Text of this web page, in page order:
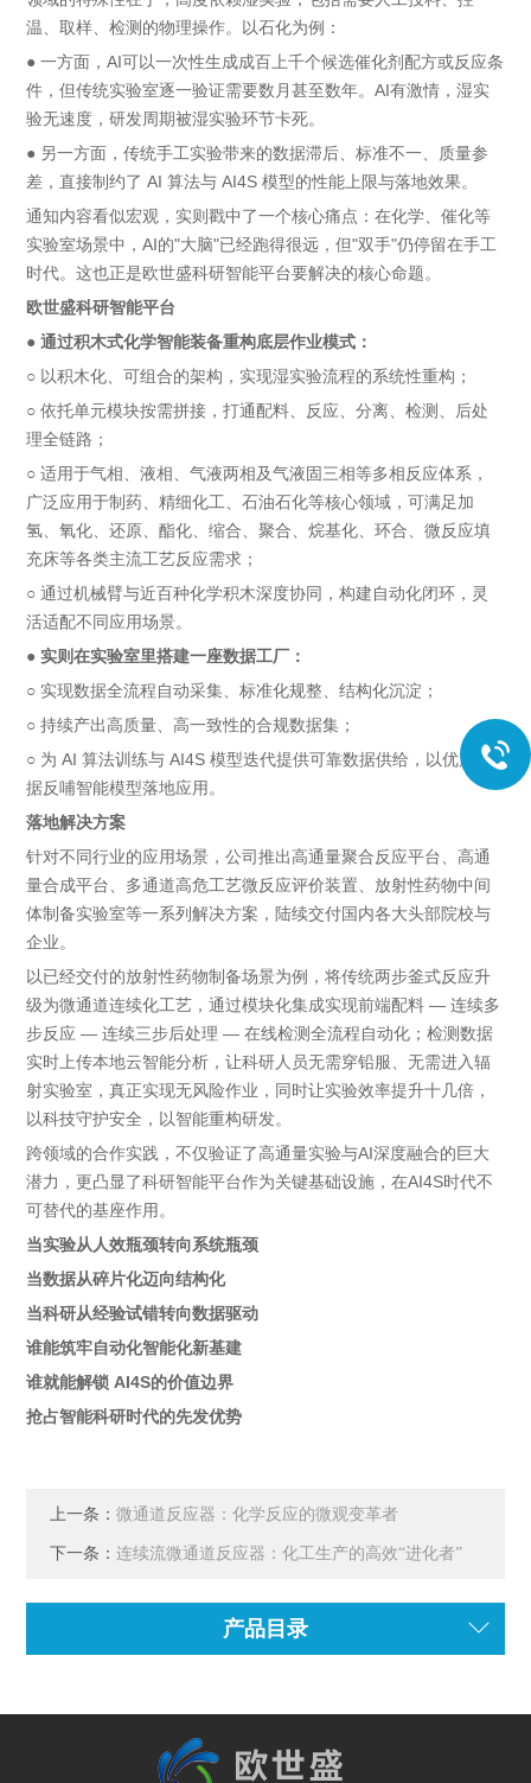
温、取样、检测的物理操作。以石化为例：
● 一方面，AI可以一次性生成成百上千个候选催化剂配方或反应条
件，但传统实验室逐一验证需要数月甚至数年。AI有激情，湿实
验无速度，研发周期被湿实验环节卡死。
● 另一方面，传统手工实验带来的数据滞后、标准不一、质量参
差，直接制约了 AI 算法与 AI4S 模型的性能上限与落地效果。
通知内容看似宏观，实则戳中了一个核心痛点：在化学、催化等
实验室场景中，AI的"大脑"已经跑得很远，但"双手"仍停留在手工
时代。这也正是欧世盛科研智能平台要解决的核心命题。
欧世盛科研智能平台
●通过积木式化学智能装备重构底层作业模式：
○ 以积木化、可组合的架构，实现湿实验流程的系统性重构；
○ 依托单元模块按需拼接，打通配料、反应、分离、检测、后处
理全链路；
○ 适用于气相、液相、气液两相及气液固三相等多相反应体系，
广泛应用于制药、精细化工、石油石化等核心领域，可满足加
氢、氧化、还原、酯化、缩合、聚合、烷基化、环合、微反应填
充床等各类主流工艺反应需求；
○ 通过机械臂与近百种化学积木深度协同，构建自动化闭环，灵
活适配不同应用场景。
●实则在实验室里搭建一座数据工厂：
○ 实现数据全流程自动采集、标准化规整、结构化沉淀；
○ 持续产出高质量、高一致性的合规数据集；
○ 为 AI 算法训练与 AI4S 模型迭代提供可靠数据供给，以优质数
据反哺智能模型落地应用。
落地解决方案
针对不同行业的应用场景，公司推出高通量聚合反应平台、高通
量合成平台、多通道高危工艺微反应评价装置、放射性药物中间
体制备实验室等一系列解决方案，陆续交付国内各大头部院校与
企业。
以已经交付的放射性药物制备场景为例，将传统两步釜式反应升
级为微通道连续化工艺，通过模块化集成实现前端配料 — 连续多
步反应 — 连续三步后处理 — 在线检测全流程自动化；检测数据
实时上传本地云智能分析，让科研人员无需穿铅服、无需进入辐
射实验室，真正实现无风险作业，同时让实验效率提升十几倍，
以科技守护安全，以智能重构研发。
跨领域的合作实践，不仅验证了高通量实验与AI深度融合的巨大
潜力，更凸显了科研智能平台作为关键基础设施，在AI4S时代不
可替代的基座作用。
当实验从人效瓶颈转向系统瓶颈
当数据从碎片化迈向结构化
当科研从经验试错转向数据驱动
谁能筑牢自动化智能化新基建
谁就能解锁 AI4S的价值边界
抢占智能科研时代的先发优势
上一条：微通道反应器：化学反应的微观变革者
下一条：连续流微通道反应器：化工生产的高效“进化者”
产品目录